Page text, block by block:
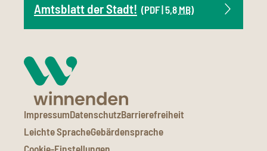
Amtsblatt der Stadt! (PDF | 5,8 MB)
ImpressumDatenschutzBarrierefreiheit
Leichte SpracheGebärdensprache